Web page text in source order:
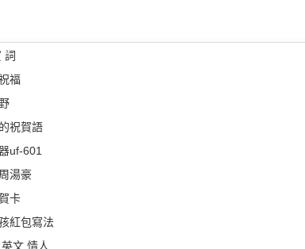
詞
福
祝賀語
uf-601
湯豪
卡
紅包寫法
文 情人